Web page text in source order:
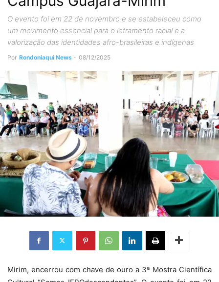
O evento foi em 22 de novembro e se estabeleceu como
um movimento essencial para o letramento racial e a
valorização das identidades afro-brasileiras e indígenas
Por Rondoniaqui News - 08/12/2025
Mirim, encerrou com chave de ouro a 3ª Mostra Científica